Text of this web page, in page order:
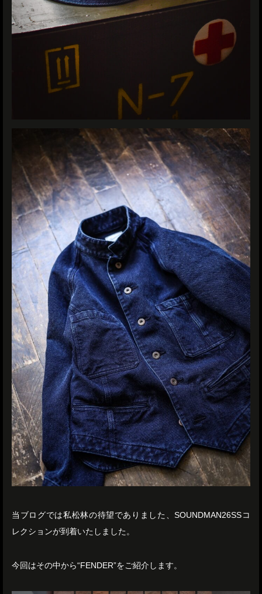
当ブログでは私松林の待望でありました、SOUNDMAN26SSコ
レクションが到着いたしました。
今回はその中から“FENDER”をご紹介します。